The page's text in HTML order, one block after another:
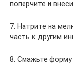
поперчите и
7. Натрите на
часть к другим
8. Смажьте форму